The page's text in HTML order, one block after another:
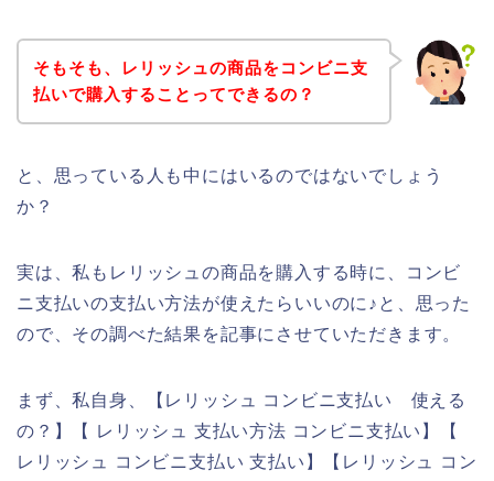
そもそも、レリッシュの商品をコンビニ支
払いで購入することってできるの？
と、思っている人も中にはいるのではないでしょう
か？
実は、私もレリッシュの商品を購入する時に、コンビ
ニ支払いの支払い方法が使えたらいいのに♪と、思った
ので、その調べた結果を記事にさせていただきます。
まず、私自身、【レリッシュ コンビニ支払い 使える
の？】【 レリッシュ 支払い方法 コンビニ支払い】【
レリッシュ コンビニ支払い 支払い】【レリッシュ コン